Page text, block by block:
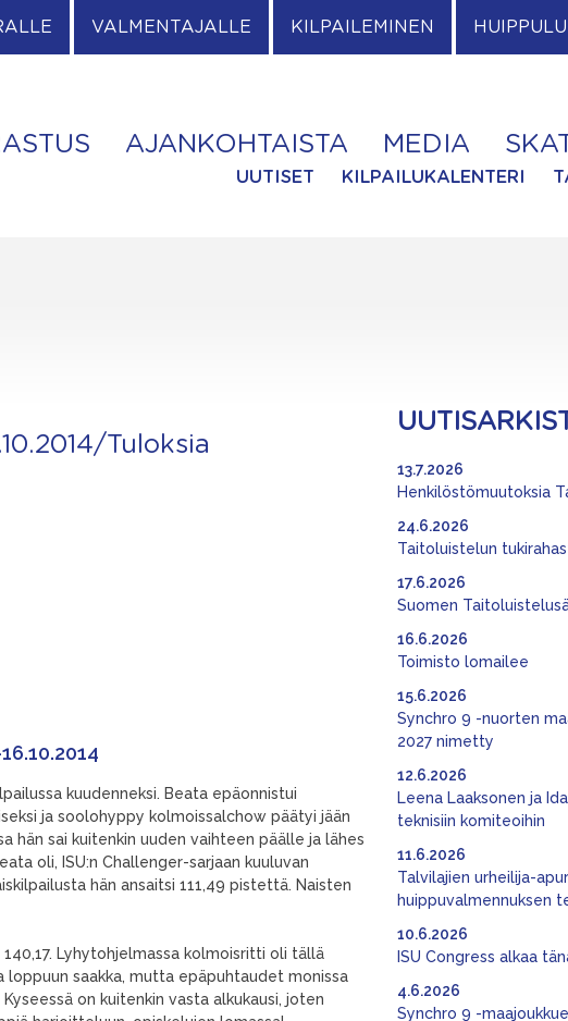
VALMENTAJALLE KILPAILEMINEN
AJANKOHTAISTA MEDIA
UUTISET KILPAILUKALENTERI
Tuloksia
kuudenneksi. Beata epäonnistui
ja soolohyppy kolmoissalchow päätyi jään
hän sai kuitenkin uuden vaihteen päälle ja lähes
oli, ISU:n Challenger-sarjaan kuuluvan
hän ansaitsi 111,49 pistettä. Naisten
Lyhytohjelmassa kolmoisritti oli tällä
loppuun saakka, mutta epäpuhtaudet monissa
on kuitenkin vasta alkukausi, joten
Henkilöstömuutoksia
13.7.2026
Taitoluistelun
24.6.2026
Suomen
17.6.2026
Toimisto lomailee
16.6.2026
Synchro 9 -nuorten
2027 nimetty
15.6.2026
Leena Laaksonen ja
teknisiin komiteoihin
12.6.2026
Talvilajien urheilija-
huippuvalmennuksen
11.6.2026
ISU Congress alkaa
10.6.2026
Synchro 9 -
4.6.2026